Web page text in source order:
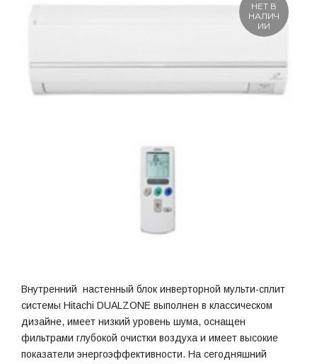
НЕТ В
НАЛИЧ
ИИ
Внутренний настенный блок инверторной мульти-сплит
системы Hitachi DUALZONE выполнен в классическом
дизайне, имеет низкий уровень шума, оснащен
фильтрами глубокой очистки воздуха и имеет высокие
показатели энергоэффективности. На сегодняшний